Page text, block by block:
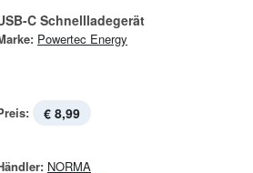
C Schnellladegerät
Powertec Energy
€ 8,99
NORMA